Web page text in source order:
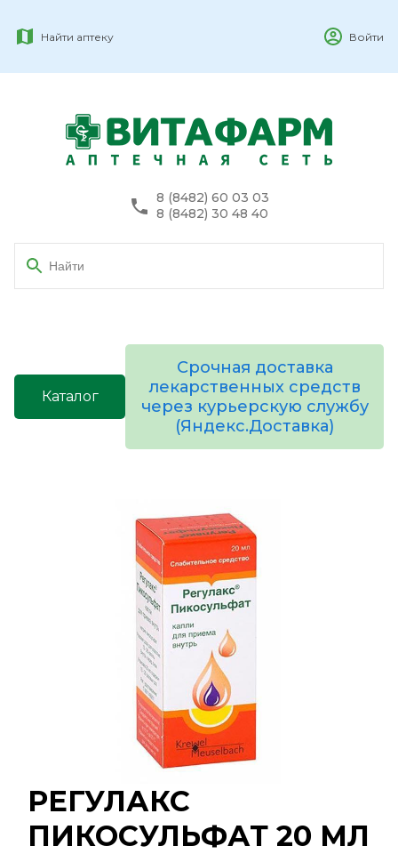
Найти аптеку Войти
8 (8482) 60 03 03
8 (8482) 30 48 40
Каталог
Срочная доставка
лекарственных средств
через курьерскую службу
(Яндекс.Доставка)
РЕГУЛАКС
ПИКОСУЛЬФАТ 20 МЛ